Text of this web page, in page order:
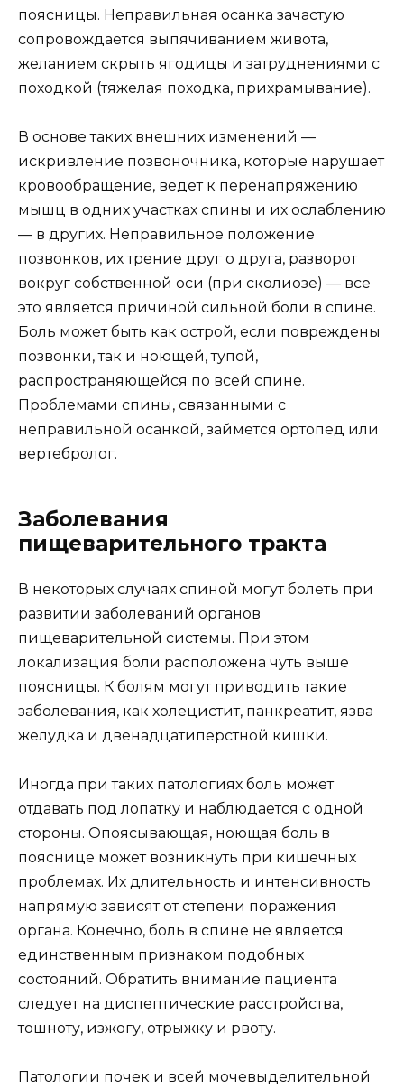
поясницы. Неправильная осанка зачастую
сопровождается выпячиванием живота,
желанием скрыть ягодицы и затруднениями с
походкой (тяжелая походка, прихрамывание).
В основе таких внешних изменений —
искривление позвоночника, которые нарушает
кровообращение, ведет к перенапряжению
мышц в одних участках спины и их ослаблению
— в других. Неправильное положение
позвонков, их трение друг о друга, разворот
вокруг собственной оси (при сколиозе) — все
это является причиной сильной боли в спине.
Боль может быть как острой, если повреждены
позвонки, так и ноющей, тупой,
распространяющейся по всей спине.
Проблемами спины, связанными с
неправильной осанкой, займется ортопед или
вертебролог.
Заболевания
пищеварительного тракта
В некоторых случаях спиной могут болеть при
развитии заболеваний органов
пищеварительной системы. При этом
локализация боли расположена чуть выше
поясницы. К болям могут приводить такие
заболевания, как холецистит, панкреатит, язва
желудка и двенадцатиперстной кишки.
Иногда при таких патологиях боль может
отдавать под лопатку и наблюдается с одной
стороны. Опоясывающая, ноющая боль в
пояснице может возникнуть при кишечных
проблемах. Их длительность и интенсивность
напрямую зависят от степени поражения
органа. Конечно, боль в спине не является
единственным признаком подобных
состояний. Обратить внимание пациента
следует на диспептические расстройства,
тошноту, изжогу, отрыжку и рвоту.
Патологии почек и всей мочевыделительной